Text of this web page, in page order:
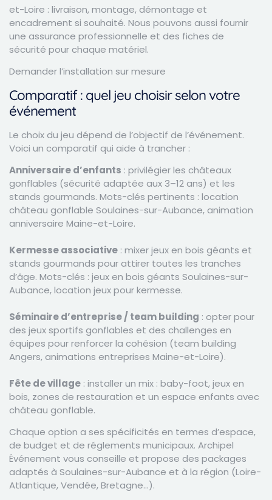
et-Loire : livraison, montage, démontage et
encadrement si souhaité. Nous pouvons aussi fournir
une assurance professionnelle et des fiches de
sécurité pour chaque matériel.
Demander l’installation sur mesure
Comparatif : quel jeu choisir selon votre
événement
Le choix du jeu dépend de l’objectif de l’événement.
Voici un comparatif qui aide à trancher :
Anniversaire d’enfants : privilégier les châteaux
gonflables (sécurité adaptée aux 3–12 ans) et les
stands gourmands. Mots-clés pertinents : location
château gonflable Soulaines-sur-Aubance, animation
anniversaire Maine-et-Loire.
Kermesse associative : mixer jeux en bois géants et
stands gourmands pour attirer toutes les tranches
d’âge. Mots-clés : jeux en bois géants Soulaines-sur-
Aubance, location jeux pour kermesse.
Séminaire d’entreprise / team building : opter pour
des jeux sportifs gonflables et des challenges en
équipes pour renforcer la cohésion (team building
Angers, animations entreprises Maine-et-Loire).
Fête de village : installer un mix : baby-foot, jeux en
bois, zones de restauration et un espace enfants avec
château gonflable.
Chaque option a ses spécificités en termes d’espace,
de budget et de réglements municipaux. Archipel
Événement vous conseille et propose des packages
adaptés à Soulaines-sur-Aubance et à la région (Loire-
Atlantique, Vendée, Bretagne…).